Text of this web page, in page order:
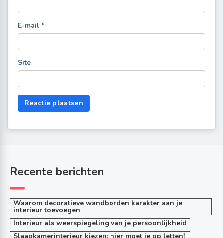
E-mail *
Site
Recente berichten
Waarom decoratieve wandborden karakter aan je
interieur toevoegen
Interieur als weerspiegeling van je persoonlijkheid
Slaapkamerinterieur kiezen: hier moet je op letten!